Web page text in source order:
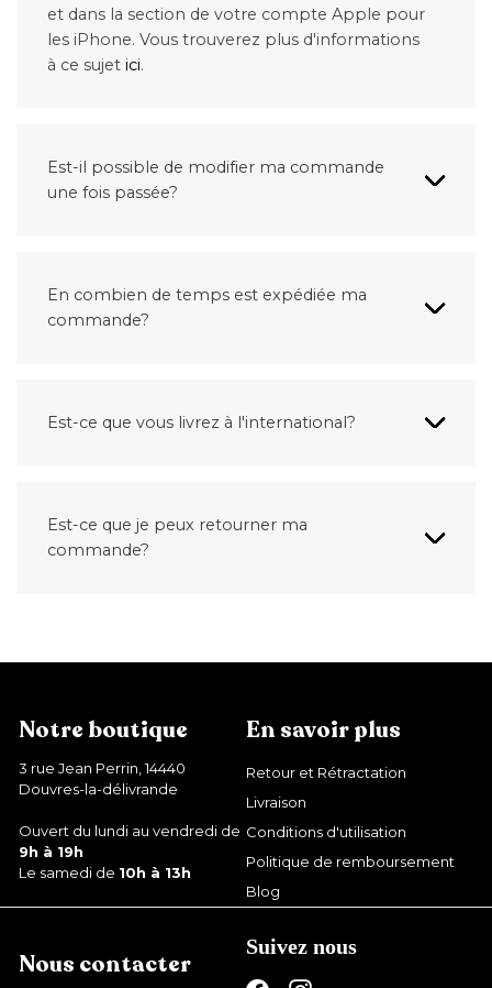
et dans la section de votre compte Apple pour
les iPhone. Vous trouverez plus d'informations
à ce sujet ici.
Est-il possible de modifier ma commande
une fois passée?
En combien de temps est expédiée ma
commande?
Est-ce que vous livrez à l'international?
Est-ce que je peux retourner ma
commande?
Notre boutique
3 rue Jean Perrin, 14440
Douvres-la-délivrande
Ouvert du lundi au vendredi de
9h à 19h
Le samedi de 10h à 13h
En savoir plus
Retour et Rétractation
Livraison
Conditions d'utilisation
Politique de remboursement
Blog
Nous contacter
Suivez nous